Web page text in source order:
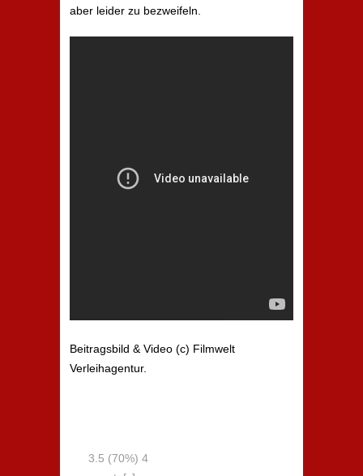
aber leider zu bezweifeln.
Beitragsbild & Video (c) Filmwelt
Verleihagentur.
3.5 (70%) 4